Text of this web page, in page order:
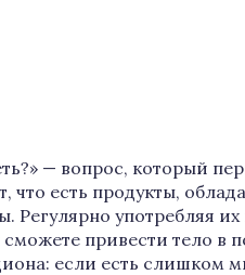
— вопрос, который
есть продукты,
Регулярно употребляя
привести тело в
если есть слишком